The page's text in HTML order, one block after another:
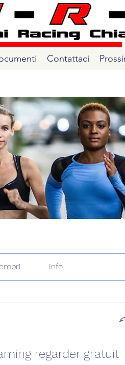
Contattaci
Info
regarder gratuit